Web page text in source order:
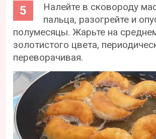
Налейте в сковороду
пальца, разогрейте и
полумесяцы. Жарьте на
золотистого цвета,
переворачивая.